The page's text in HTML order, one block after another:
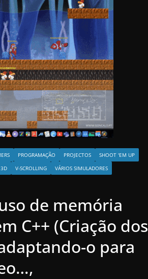
PROGRAMAÇÃO PROJECTOS
SHOOT 'EM UP
V-SCROLLING
VÁRIOS SIMULADORES
de memória
C++ (Criação dos
o para